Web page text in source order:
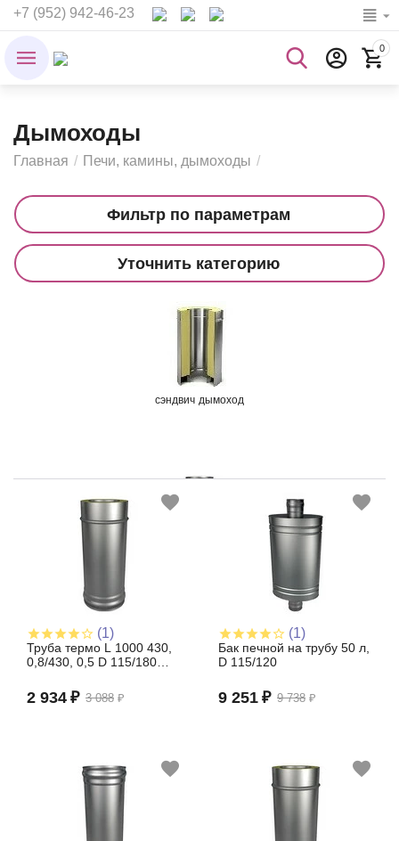
+7 (952) 942-46-23
0
Дымоходы
Главная / Печи, камины, дымоходы /
Фильтр по параметрам
Уточнить категорию
сэндвич дымоход
(1)
Труба термо L 1000 430,
0,8/430, 0,5 D 115/180
3 088 ₽
2 934 ₽
(1)
Бак печной на трубу 50 л,
D 115/120
9 738 ₽
9 251 ₽